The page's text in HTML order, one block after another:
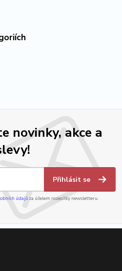
novinky, akce a
Přihlásit se
údajůza účelem rozesílky newsletteru.